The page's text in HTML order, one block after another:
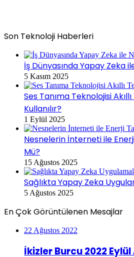
Son Teknoloji Haberleri
İş Dünyasında Yapay Zeka
5 Kasım 2025
Ses Tanıma Teknolojisi
Kullanılır?
1 Eylül 2025
Nesnelerin İnterneti ile
Mü?
15 Ağustos 2025
Sağlıkta Yapay Zeka
5 Ağustos 2025
En Çok Görüntülenen Mesajlar
22 Ağustos 2022
İkizler Burcu 2022 Eylül